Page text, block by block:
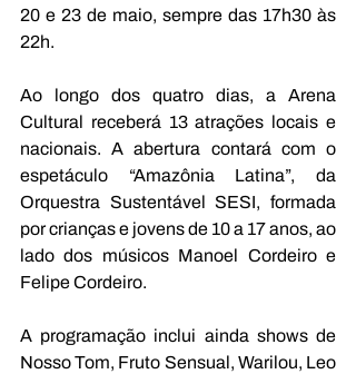
20 e 23 de maio, sempre das 17h30 às
22h.
Ao longo dos quatro dias, a Arena
Cultural receberá 13 atrações locais e
nacionais. A abertura contará com o
espetáculo “Amazônia Latina”, da
Orquestra Sustentável SESI, formada
por crianças e jovens de 10 a 17 anos, ao
lado dos músicos Manoel Cordeiro e
Felipe Cordeiro.
A programação inclui ainda shows de
Nosso Tom, Fruto Sensual, Warilou, Leo